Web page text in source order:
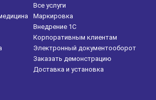
Все услуги
Маркировка
Внедрение 1С
Корпоративным клиентам
Электронный документооборот
Заказать демонстрацию
Доставка и установка